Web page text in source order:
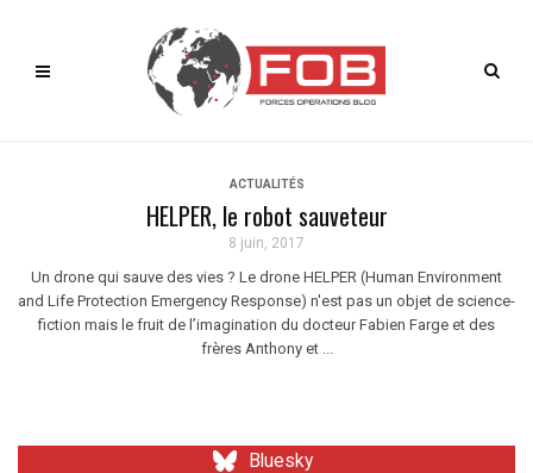
ACTUALITÉS
HELPER, le robot sauveteur
8 juin, 2017
Un drone qui sauve des vies ? Le drone HELPER (Human Environment
and Life Protection Emergency Response) n'est pas un objet de science-
fiction mais le fruit de l’imagination du docteur Fabien Farge et des
frères Anthony et ...
Bluesky